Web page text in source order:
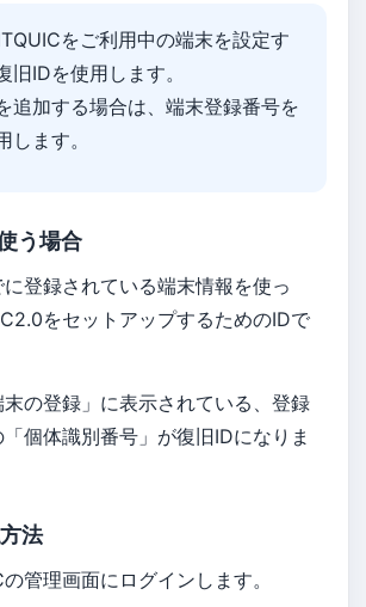
をご利用中の端末を設定す
旧IDを使用します。
追加する場合は、端末登録番号を
します。
う場合
登録されている端末情報を使っ
をセットアップするためのIDで
の登録」に表示されている、登録
個体識別番号」が復旧IDになりま
法
管理画面にログインします。